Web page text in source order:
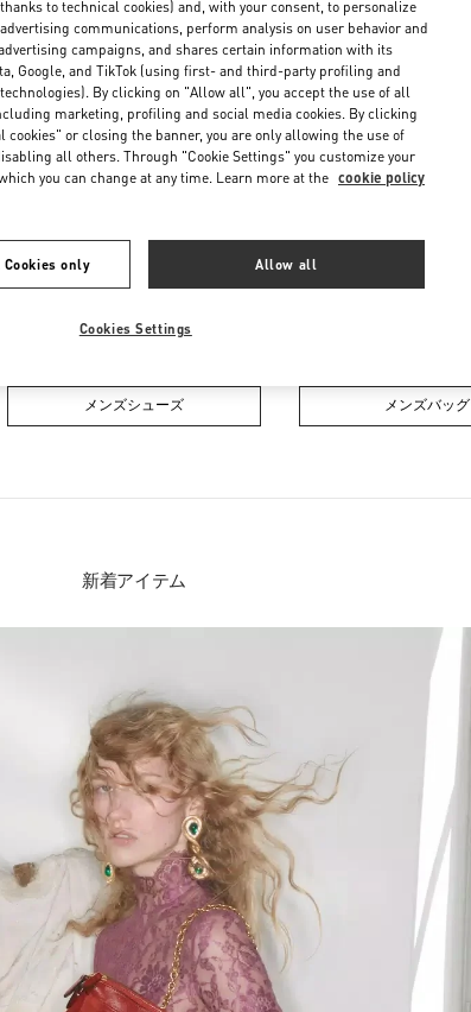
11:00 AM-8:00 PM
11:00 AM-8:00 PM
お取り扱い商品
ウィメンズシューズ
メンズシューズ メンズバッグ
新着アイテム
to technical cookies) and, with your consent, to personalize
communications, perform analysis on user behavior and
campaigns, and shares certain information with its
Google, and TikTok (using first- and third-party profiling and
By clicking on "Allow all", you accept the use of all
marketing, profiling and social media cookies. By clicking
cookies" or closing the banner, you are only allowing the use of
all others. Through "Cookie Settings" you customize your
you can change at any time. Learn more at the cookie policy
only Allow all
Cookies Settings